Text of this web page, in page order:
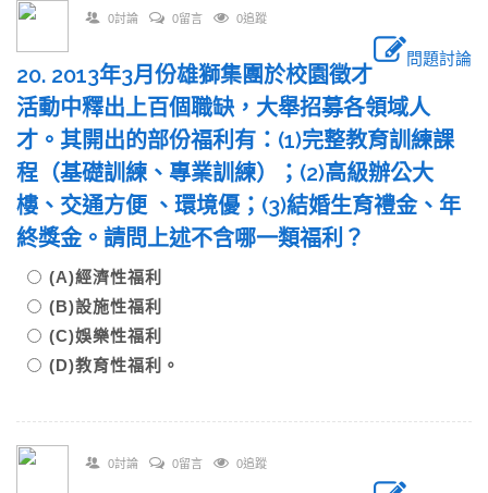
0討論 0留言 0追蹤
問題討論
20. 2013年3月份雄獅集團於校園徵才
活動中釋出上百個職缺，大舉招募各領域人
才。其開出的部份福利有：(1)完整教育訓練課
程（基礎訓練、專業訓練）；(2)高級辦公大
樓、交通方便 、環境優；(3)結婚生育禮金、年
終獎金。請問上述不含哪一類福利？
(A)經濟性福利
(B)設施性福利
(C)娛樂性福利
(D)教育性福利。
0討論 0留言 0追蹤